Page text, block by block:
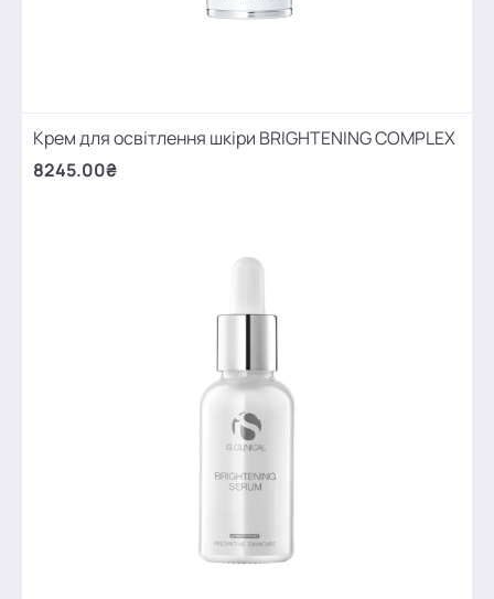
Крем для освітлення шкіри BRIGHTENING COMPLEX
8245.00₴